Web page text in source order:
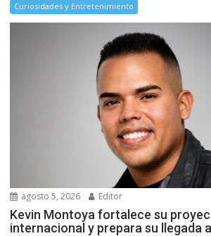
Curiosidades y Entretenimiento
agosto 5, 2026 Editor
Kevin Montoya fortalece su
internacional y prepara su llegada